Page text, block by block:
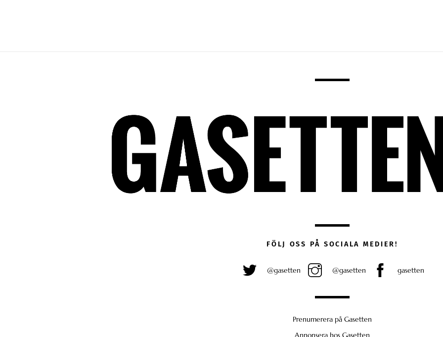
FÖLJ OSS PÅ SOCIALA MEDIER!
@gasetten @gasetten gasetten
Prenumerera på Gasetten
Annonsera hos Gasetten